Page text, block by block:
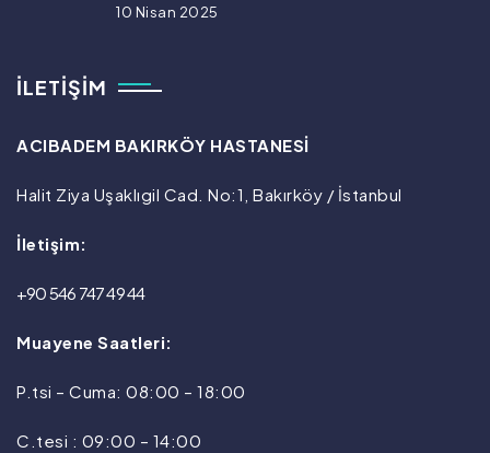
10 Nisan 2025
İLETIŞIM
ACIBADEM BAKIRKÖY HASTANESİ
Halit Ziya Uşaklıgil Cad. No:1, Bakırköy / İstanbul
İletişim:
+90 546 747 49 44
Muayene Saatleri:
P.tsi – Cuma: 08:00 – 18:00
C.tesi : 09:00 – 14:00